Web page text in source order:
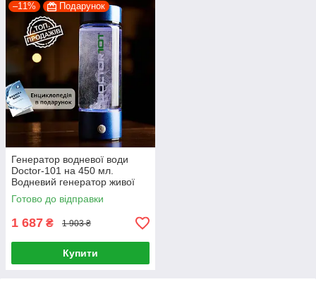
–11% Подарунок
Генератор водневої води
Doctor-101 на 450 мл.
Водневий генератор живої
води із зарядкою від USB
Готово до відправки
1 687 ₴ 1 903 ₴
Купити